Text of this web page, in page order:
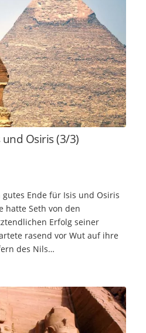
Osiris (3/3)
Ende für Isis und Osiris
hatte Seth von den
Erfolg seiner
rasend vor Wut auf ihre
des Nils…